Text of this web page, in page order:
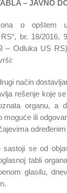
– JAVNO
o opštem
br. 18/2016,
– Odluka US
način
rešenje koje
organu, a
moguće ili
sastoji se od
tabli
glasilu,